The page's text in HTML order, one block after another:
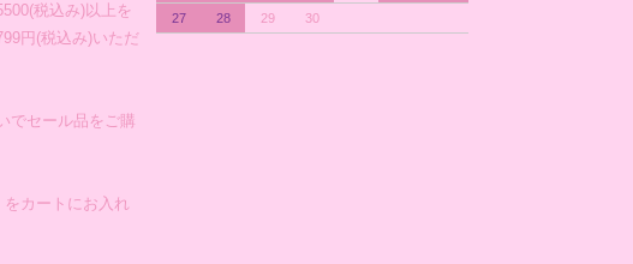
税込み)以上を
円(税込み)いただ
でセール品をご購
をカートにお入れ
27 28 29 30